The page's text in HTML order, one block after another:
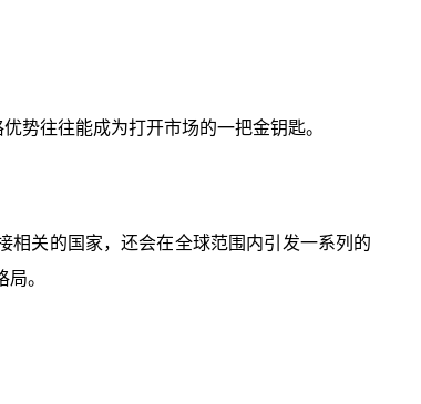
势往往能成为打开市场的一把金钥匙。
相关的国家，还会在全球范围内引发一系列的
。